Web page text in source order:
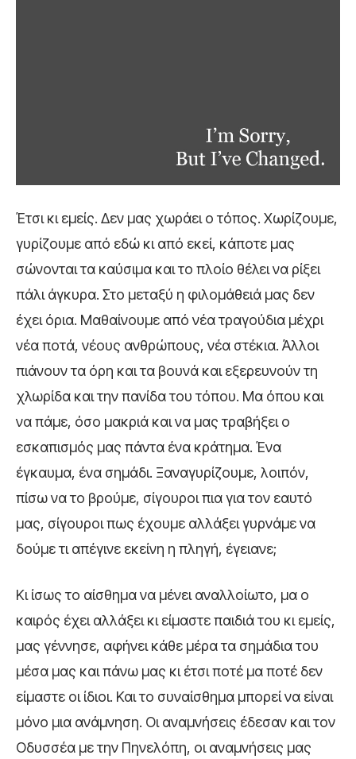
Έτσι κι εμείς. Δεν μας χωράει ο τόπος. Χωρίζουμε,
γυρίζουμε από εδώ κι από εκεί, κάποτε μας
σώνονται τα καύσιμα και το πλοίο θέλει να ρίξει
πάλι άγκυρα. Στο μεταξύ η φιλομάθειά μας δεν
έχει όρια. Μαθαίνουμε από νέα τραγούδια μέχρι
νέα ποτά, νέους ανθρώπους, νέα στέκια. Άλλοι
πιάνουν τα όρη και τα βουνά και εξερευνούν τη
χλωρίδα και την πανίδα του τόπου. Μα όπου και
να πάμε, όσο μακριά και να μας τραβήξει ο
εσκαπισμός μας πάντα ένα κράτημα. Ένα
έγκαυμα, ένα σημάδι. Ξαναγυρίζουμε, λοιπόν,
πίσω να το βρούμε, σίγουροι πια για τον εαυτό
μας, σίγουροι πως έχουμε αλλάξει γυρνάμε να
δούμε τι απέγινε εκείνη η πληγή, έγειανε;
Κι ίσως το αίσθημα να μένει αναλλοίωτο, μα ο
καιρός έχει αλλάξει κι είμαστε παιδιά του κι εμείς,
μας γέννησε, αφήνει κάθε μέρα τα σημάδια του
μέσα μας και πάνω μας κι έτσι ποτέ μα ποτέ δεν
είμαστε οι ίδιοι. Και το συναίσθημα μπορεί να είναι
μόνο μια ανάμνηση. Οι αναμνήσεις έδεσαν και τον
Οδυσσέα με την Πηνελόπη, οι αναμνήσεις μας